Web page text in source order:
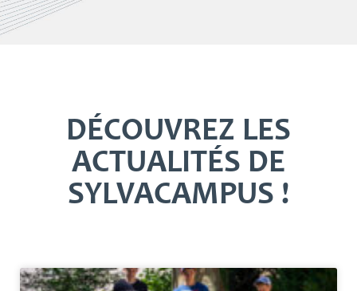
DÉCOUVREZ LES
ACTUALITÉS DE
SYLVACAMPUS !